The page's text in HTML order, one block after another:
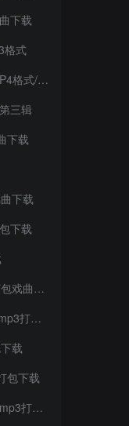
下载
格式
超清
三辑
下载
下载
下载
下载
曲下载
载
包下载
包下载